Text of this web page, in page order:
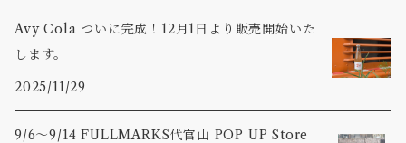
Avy Cola ついに完成！12月1日より販売開始いた
します。
2025/11/29
9/6〜9/14 FULLMARKS代官山 POP UP Store